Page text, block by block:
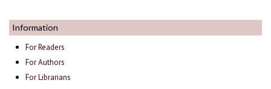
Information
For Readers
For Authors
For Librarians